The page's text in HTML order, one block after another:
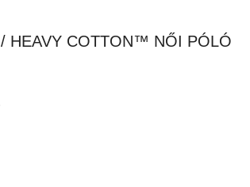
/ HEAVY COTTON™ NŐI PÓLÓ